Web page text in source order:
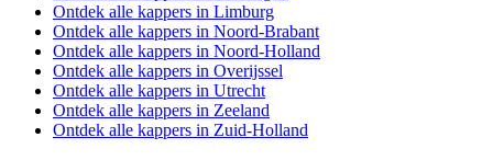
Ontdek alle kappers in Limburg
Ontdek alle kappers in Noord-Brabant
Ontdek alle kappers in Noord-Holland
Ontdek alle kappers in Overijssel
Ontdek alle kappers in Utrecht
Ontdek alle kappers in Zeeland
Ontdek alle kappers in Zuid-Holland